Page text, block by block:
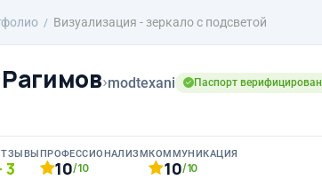
Визуализация - зеркало с подсветой
›modtexani Паспорт верифицирован
3
ПРОФЕССИОНАЛИЗМ
10/10
КОММУНИКАЦИЯ
10/10